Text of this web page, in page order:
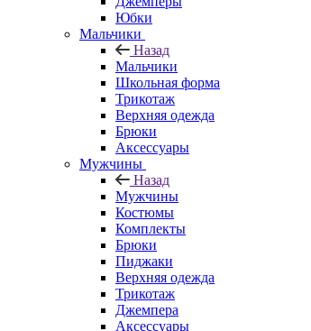
Юбки
Мальчики
Назад
Мальчики
Школьная форма
Трикотаж
Верхняя одежда
Брюки
Аксессуары
Мужчины
Назад
Мужчины
Костюмы
Комплекты
Брюки
Пиджаки
Верхняя одежда
Трикотаж
Джемпера
Аксессуары